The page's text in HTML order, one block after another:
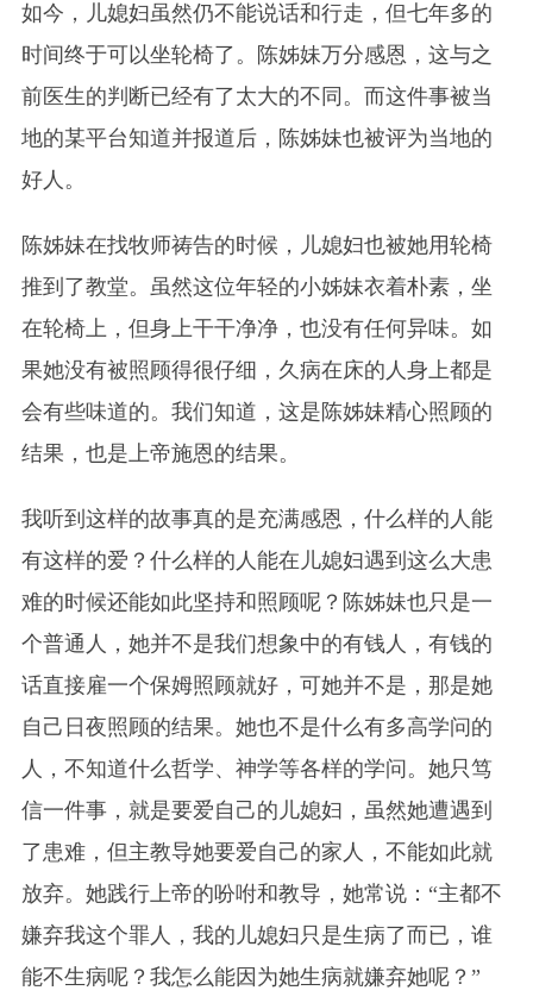
如今，儿媳妇虽然仍不能说话和行走，但七年多的
时间终于可以坐轮椅了。陈姊妹万分感恩，这与之
前医生的判断已经有了太大的不同。而这件事被当
地的某平台知道并报道后，陈姊妹也被评为当地的
好人。
陈姊妹在找牧师祷告的时候，儿媳妇也被她用轮椅
推到了教堂。虽然这位年轻的小姊妹衣着朴素，坐
在轮椅上，但身上干干净净，也没有任何异味。如
果她没有被照顾得很仔细，久病在床的人身上都是
会有些味道的。我们知道，这是陈姊妹精心照顾的
结果，也是上帝施恩的结果。
我听到这样的故事真的是充满感恩，什么样的人能
有这样的爱？什么样的人能在儿媳妇遇到这么大患
难的时候还能如此坚持和照顾呢？陈姊妹也只是一
个普通人，她并不是我们想象中的有钱人，有钱的
话直接雇一个保姆照顾就好，可她并不是，那是她
自己日夜照顾的结果。她也不是什么有多高学问的
人，不知道什么哲学、神学等各样的学问。她只笃
信一件事，就是要爱自己的儿媳妇，虽然她遭遇到
了患难，但主教导她要爱自己的家人，不能如此就
放弃。她践行上帝的吩咐和教导，她常说：“主都不
嫌弃我这个罪人，我的儿媳妇只是生病了而已，谁
能不生病呢？我怎么能因为她生病就嫌弃她呢？”